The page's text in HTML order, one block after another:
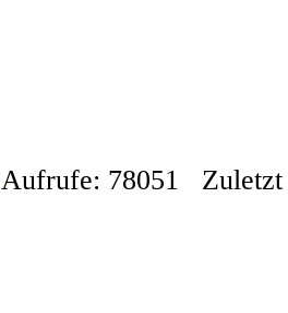
Aufrufe: 78051 Zuletzt